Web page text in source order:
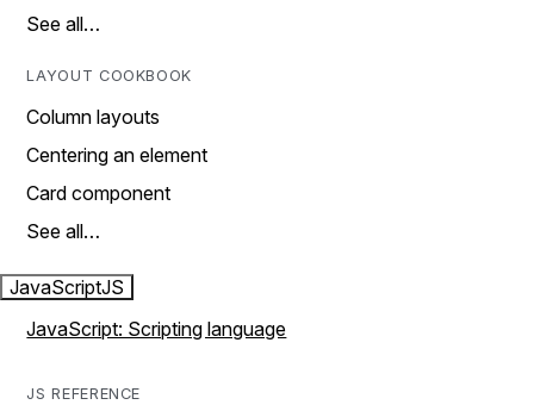
See all…
LAYOUT COOKBOOK
Column layouts
Centering an element
Card component
See all…
JavaScriptJS
JavaScript: Scripting language
JS REFERENCE